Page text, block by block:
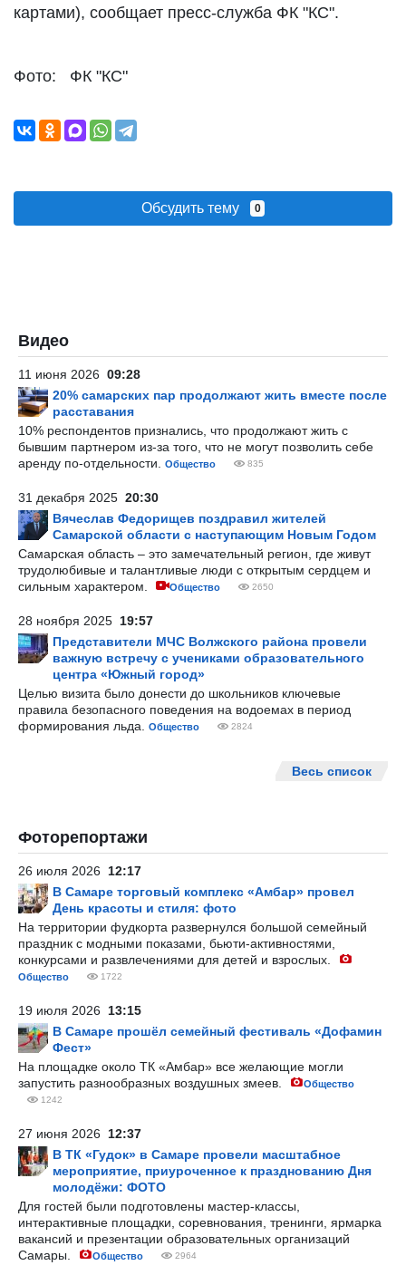
картами), сообщает пресс-служба ФК "КС".
Фото: ФК "КС"
Обсудить тему 0
Видео
11 июня 2026 09:28
20% самарских пар продолжают жить вместе после
расставания
10% респондентов признались, что продолжают жить с
бывшим партнером из-за того, что не могут позволить себе
аренду по-отдельности.
Общество 835
31 декабря 2025 20:30
Вячеслав Федорищев поздравил жителей
Самарской области с наступающим Новым Годом
Самарская область – это замечательный регион, где живут
трудолюбивые и талантливые люди с открытым сердцем и
сильным характером.
Общество 2650
28 ноября 2025 19:57
Представители МЧС Волжского района провели
важную встречу с учениками образовательного
центра «Южный город»
Целью визита было донести до школьников ключевые
правила безопасного поведения на водоемах в период
формирования льда.
Общество 2824
Весь список
Фоторепортажи
26 июля 2026 12:17
В Самаре торговый комплекс «Амбар» провел
День красоты и стиля: фото
На территории фудкорта развернулся большой семейный
праздник с модными показами, бьюти-активностями,
конкурсами и развлечениями для детей и взрослых.
Общество 1722
19 июля 2026 13:15
В Самаре прошёл семейный фестиваль «Дофамин
Фест»
На площадке около ТК «Амбар» все желающие могли
запустить разнообразных воздушных змеев.
Общество
1242
27 июня 2026 12:37
В ТК «Гудок» в Самаре провели масштабное
мероприятие, приуроченное к празднованию Дня
молодёжи: ФОТО
Для гостей были подготовлены мастер-классы,
интерактивные площадки, соревнования, тренинги, ярмарка
вакансий и презентации образовательных организаций
Самары.
Общество 2964